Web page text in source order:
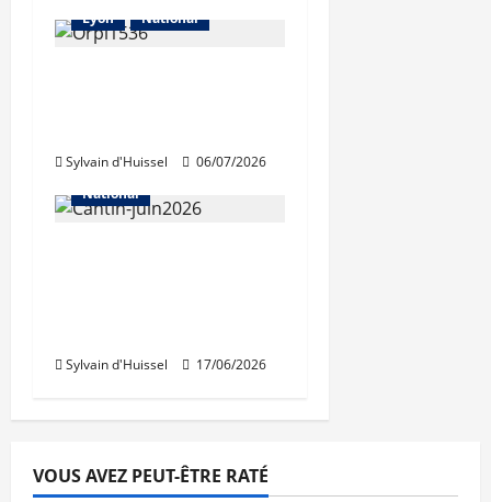
Lyon
National
Sylvain d'Huissel 06/07/2026
Abonnés
Les prix
National
Sylvain d'Huissel 17/06/2026
VOUS AVEZ PEUT-ÊTRE RATÉ